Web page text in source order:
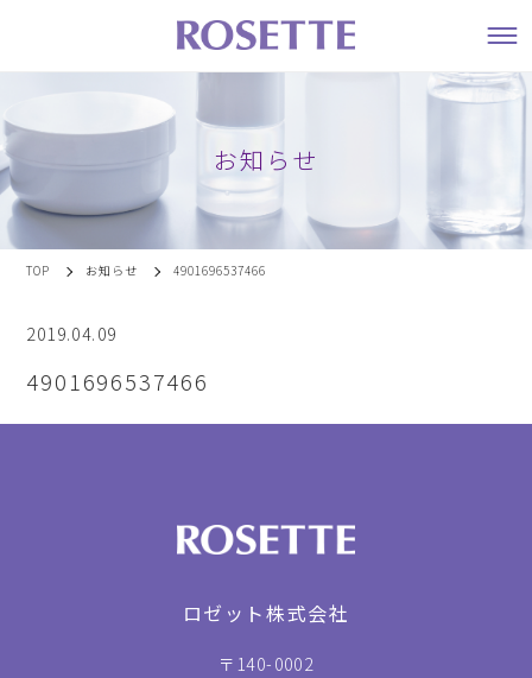
お知らせ
TOP お知らせ 4901696537466
2019.04.09
4901696537466
ロゼット株式会社
〒140-0002